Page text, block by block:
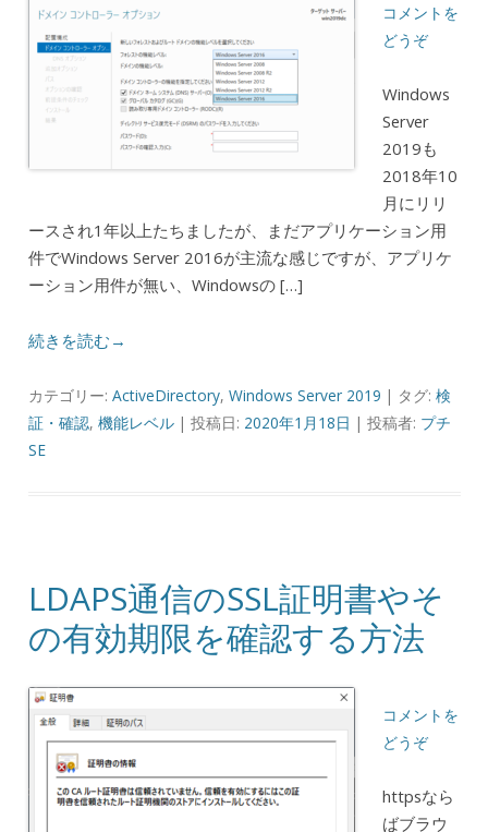
コメントを
どうぞ
Windows
Server
2019も
2018年10
月にリリ
ースされ1年以上たちましたが、まだアプリケーション用
件でWindows Server 2016が主流な感じですが、アプリケ
ーション用件が無い、Windowsの […]
続きを読む→
カテゴリー: ActiveDirectory, Windows Server 2019 | タグ: 検
証・確認, 機能レベル| 投稿日: 2020年1月18日 | 投稿者: プチ
SE
LDAPS通信のSSL証明書やそ
の有効期限を確認する方法
コメントを
どうぞ
httpsなら
ばブラウ